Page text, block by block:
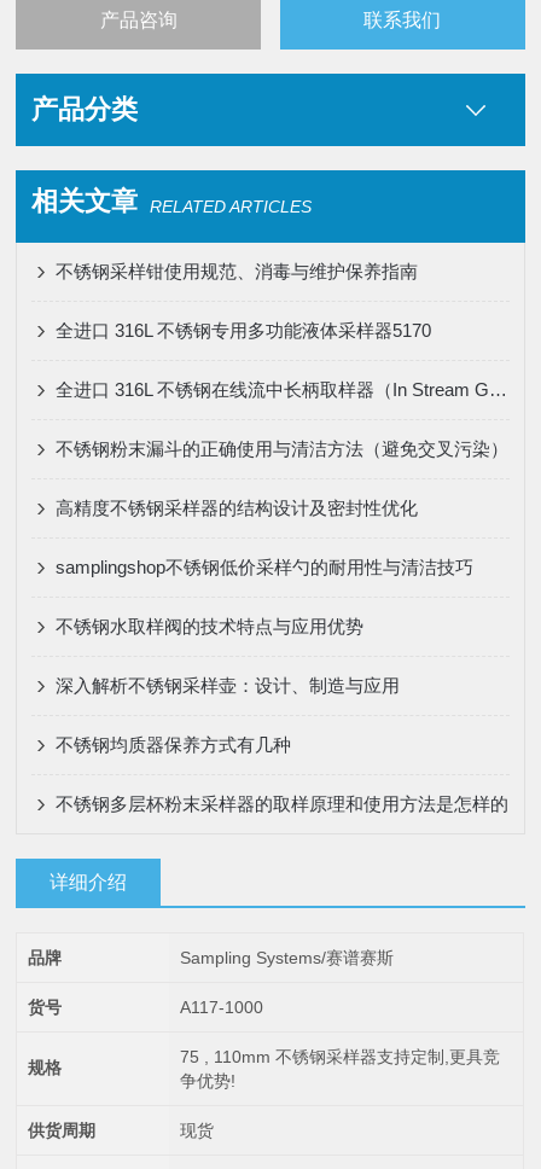
产品咨询 联系我们
产品分类
相关文章 RELATED ARTICLES
不锈钢采样钳使用规范、消毒与维护保养指南
全进口 316L 不锈钢专用多功能液体采样器5170
全进口 316L 不锈钢在线流中长柄取样器（In Stream Grab Sampler）的应用
不锈钢粉末漏斗的正确使用与清洁方法（避免交叉污染）
高精度不锈钢采样器的结构设计及密封性优化
samplingshop不锈钢低价采样勺的耐用性与清洁技巧
不锈钢水取样阀的技术特点与应用优势
深入解析不锈钢采样壶：设计、制造与应用
不锈钢均质器保养方式有几种
不锈钢多层杯粉末采样器的取样原理和使用方法是怎样的
详细介绍
品牌 Sampling Systems/赛谱赛斯
货号 A117-1000
规格
75 , 110mm 不锈钢采样器支持定制,更具竞
争优势!
供货周期 现货